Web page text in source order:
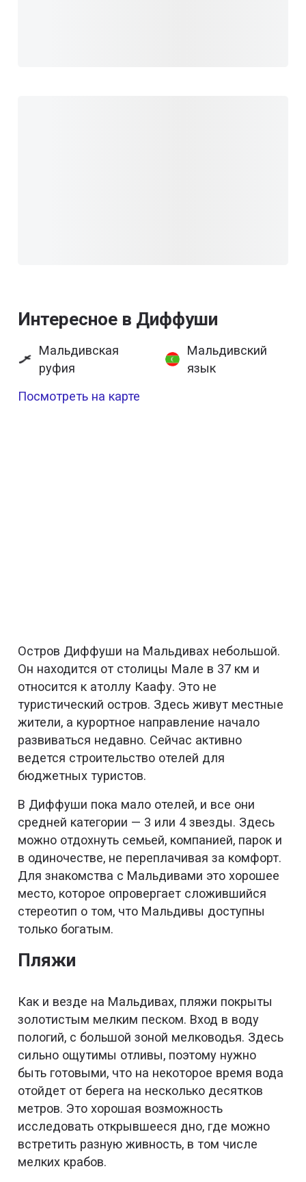
Интересное в Диффуши
Мальдивская
руфия
Мальдивский
язык
Посмотреть на карте
Остров Диффуши на Мальдивах небольшой.
Он находится от столицы Мале в 37 км и
относится к атоллу Каафу. Это не
туристический остров. Здесь живут местные
жители, а курортное направление начало
развиваться недавно. Сейчас активно
ведется строительство отелей для
бюджетных туристов.
В Диффуши пока мало отелей, и все они
средней категории — 3 или 4 звезды. Здесь
можно отдохнуть семьей, компанией, парок и
в одиночестве, не переплачивая за комфорт.
Для знакомства с Мальдивами это хорошее
место, которое опровергает сложившийся
стереотип о том, что Мальдивы доступны
только богатым.
Пляжи
Как и везде на Мальдивах, пляжи покрыты
золотистым мелким песком. Вход в воду
пологий, с большой зоной мелководья. Здесь
сильно ощутимы отливы, поэтому нужно
быть готовыми, что на некоторое время вода
отойдет от берега на несколько десятков
метров. Это хорошая возможность
исследовать открывшееся дно, где можно
встретить разную живность, в том числе
мелких крабов.